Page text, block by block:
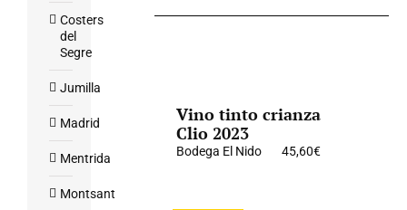
Vino tinto crianza
Clio 2023
Bodega El Nido 45,60€
Costers
del
Segre
Jumilla
Madrid
Mentrida
Montsant